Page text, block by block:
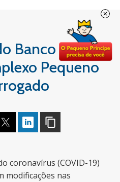
Banco de
Pequeno
coronavírus (COVID-19)
modificações nas